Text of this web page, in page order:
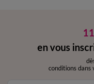
en vous
conditions